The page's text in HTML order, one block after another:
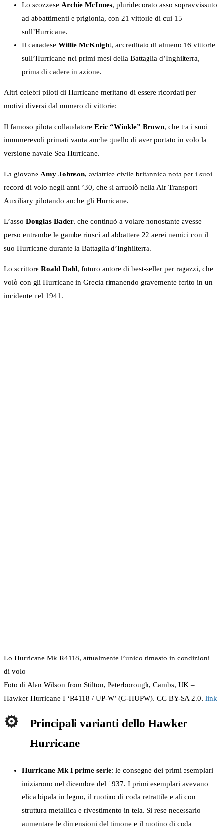
Lo scozzese Archie McInnes, pluridecorato asso sopravvissuto
ad abbattimenti e prigionia, con 21 vittorie di cui 15
sull’Hurricane.
Il canadese Willie McKnight, accreditato di almeno 16 vittorie
sull’Hurricane nei primi mesi della Battaglia d’Inghilterra,
prima di cadere in azione.
Altri celebri piloti di Hurricane meritano di essere ricordati per
motivi diversi dal numero di vittorie:
Il famoso pilota collaudatore Eric “Winkle” Brown, che tra i suoi
innumerevoli primati vanta anche quello di aver portato in volo la
versione navale Sea Hurricane.
La giovane Amy Johnson, aviatrice civile britannica nota per i suoi
record di volo negli anni ’30, che si arruolò nella Air Transport
Auxiliary pilotando anche gli Hurricane.
L’asso Douglas Bader, che continuò a volare nonostante avesse
perso entrambe le gambe riuscì ad abbattere 22 aerei nemici con il
suo Hurricane durante la Battaglia d’Inghilterra.
Lo scrittore Roald Dahl, futuro autore di best-seller per ragazzi, che
volò con gli Hurricane in Grecia rimanendo gravemente ferito in un
incidente nel 1941.
Lo Hurricane Mk R4118, attualmente l’unico rimasto in condizioni
di volo
Foto di Alan Wilson from Stilton, Peterborough, Cambs, UK –
Hawker Hurricane I ‘R4118 / UP-W’ (G-HUPW), CC BY-SA 2.0, link
Principali varianti dello Hawker
Hurricane
Hurricane Mk I prime serie: le consegne dei primi esemplari
iniziarono nel dicembre del 1937. I primi esemplari avevano
elica bipala in legno, il ruotino di coda retrattile e ali con
struttura metallica e rivestimento in tela. Si rese necessario
aumentare le dimensioni del timone e il ruotino di coda